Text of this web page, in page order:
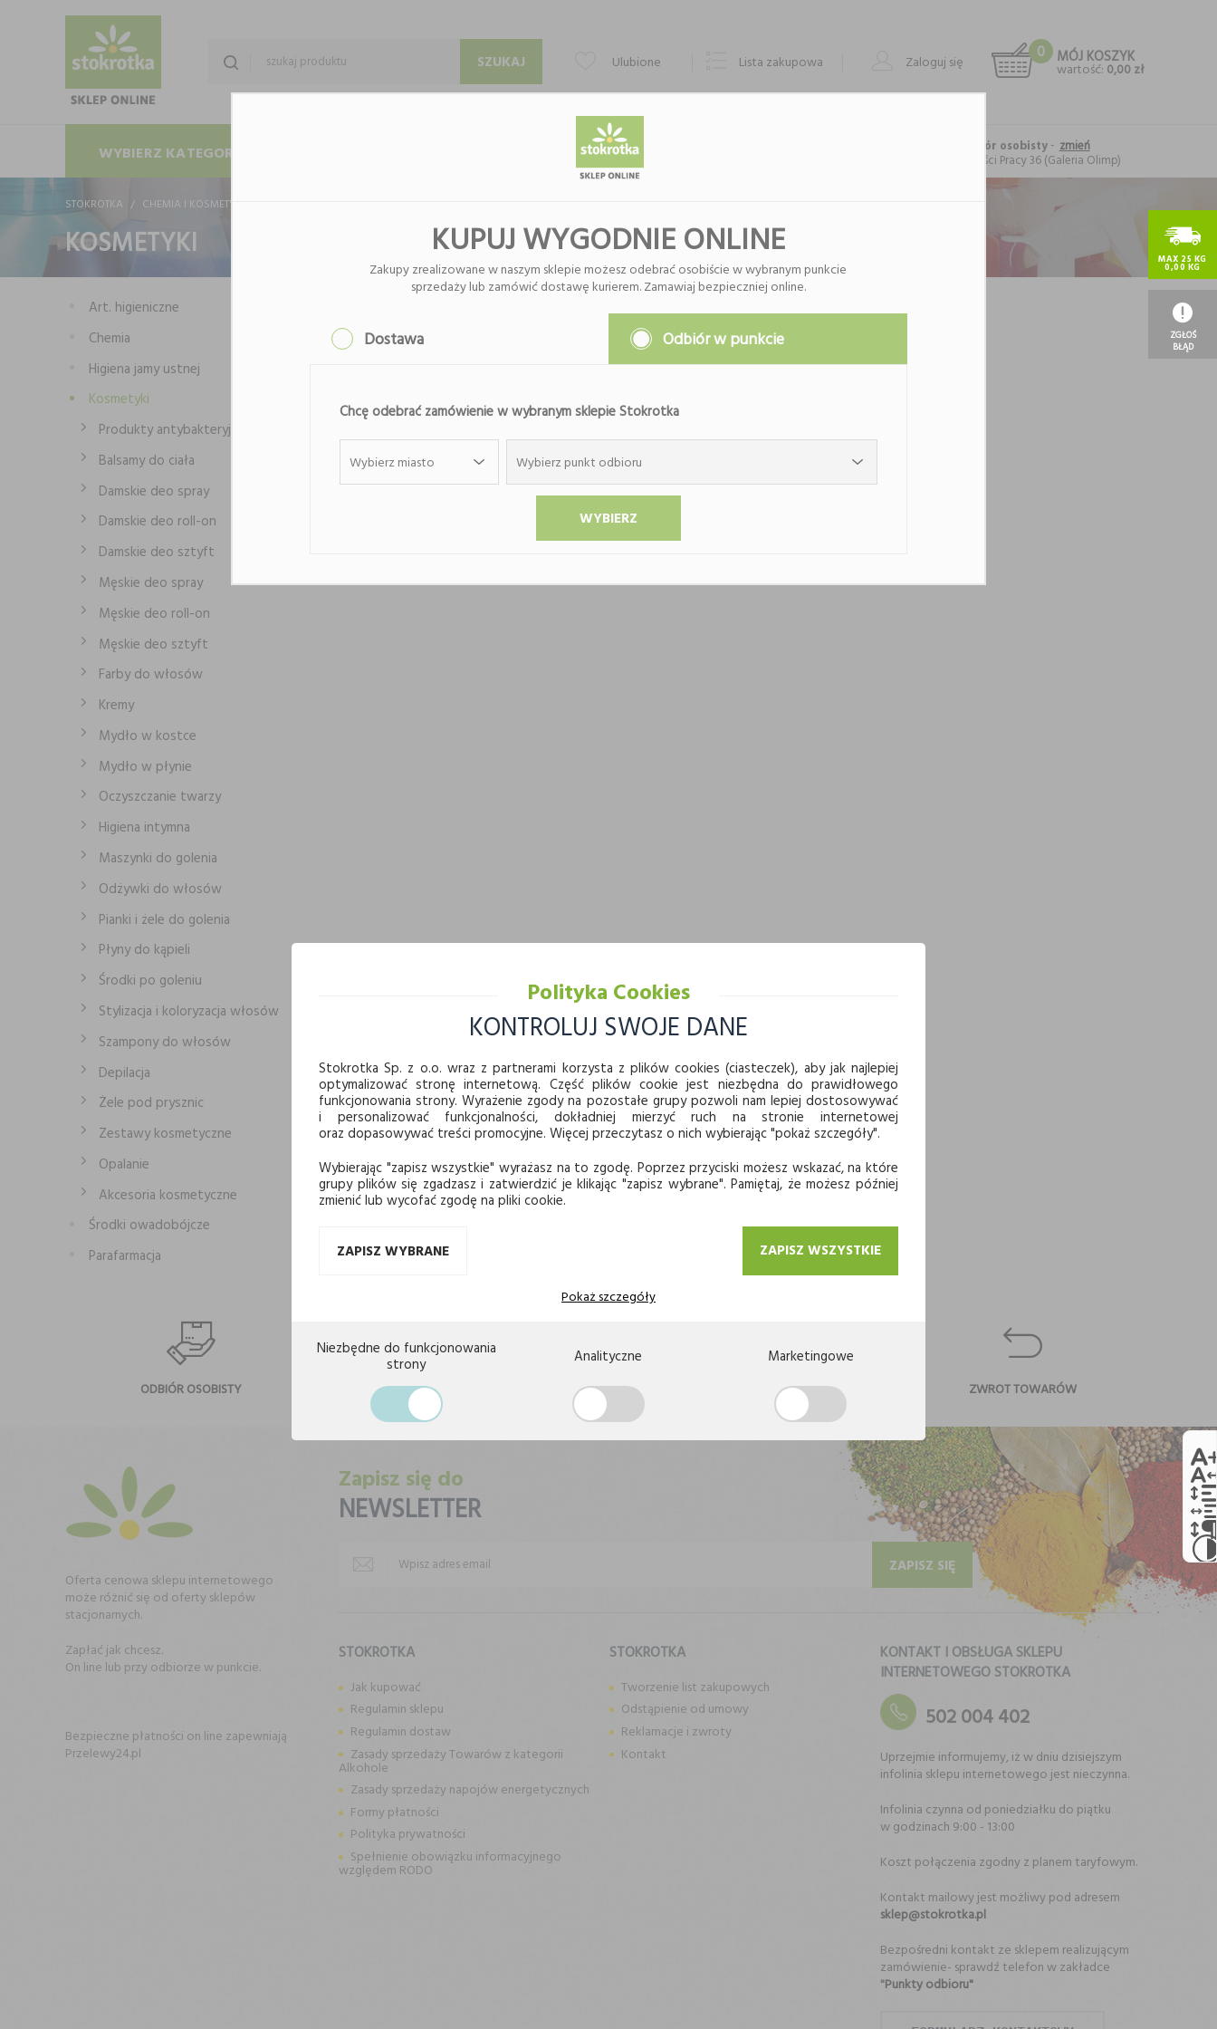
Ulubione Lista zakupowa Zaloguj się
0 MÓJ KOSZYK
wartość: 0,00 zł
WYBIERZ KATEGORIĘ KONTAKT Forma realizacji: odbiór osobisty- zmień
, al. Spółdzielczości Pracy 36 (Galeria Olimp)
STOKROTKA CHEMIA I KOSMETYKI
KOSMETYKI
Art. higieniczne
Chemia
Higiena jamy ustnej
Kosmetyki
Produkty antybakteryjne
Balsamy do ciała
Damskie deo spray
Damskie deo roll-on
Damskie deo sztyft
Męskie deo spray
Męskie deo roll-on
Męskie deo sztyft
Farby do włosów
Kremy
Mydło w kostce
Mydło w płynie
Oczyszczanie twarzy
Higiena intymna
Maszynki do golenia
Odżywki do włosów
Pianki i żele do golenia
Płyny do kąpieli
Środki po goleniu
Stylizacja i koloryzacja włosów
Szampony do włosów
Depilacja
Żele pod prysznic
Zestawy kosmetyczne
Opalanie
Akcesoria kosmetyczne
Środki owadobójcze
Parafarmacja
Nie znaleziono produktów w tej kategorii.
Proszę wybrać inną kategorię.
ODBIÓR OSOBISTY NAJWYŻSZA JAKOŚĆ BEZPIECZEŃSTWO PŁATNOŚCI ZWROT TOWARÓW
Oferta cenowa sklepu internetowego
może różnić się od oferty sklepów
stacjonarnych.
Zapłać jak chcesz.
On line lub przy odbiorze w punkcie.
Bezpieczne płatności on line zapewniają
Przelewy24.pl
Zapisz się do
NEWSLETTER
ZAPISZ SIĘ
STOKROTKA
Jak kupować
Regulamin sklepu
Regulamin dostaw
Zasady sprzedaży Towarów z kategorii
Alkohole
Zasady sprzedaży napojów energetycznych
Formy płatności
Polityka prywatności
Spełnienie obowiązku informacyjnego
względem RODO
STOKROTKA
Tworzenie list zakupowych
Odstąpienie od umowy
Reklamacje i zwroty
Kontakt
KONTAKT I OBSŁUGA SKLEPU
INTERNETOWEGO STOKROTKA
502 004 402
Uprzejmie informujemy, iż w dniu dzisiejszym
infolinia sklepu internetowego jest nieczynna.
Infolinia czynna od poniedziałku do piątku
w godzinach 9:00 - 13:00
Koszt połączenia zgodny z planem taryfowym.
Kontakt mailowy jest możliwy pod adresem
sklep@stokrotka.pl
Bezpośredni kontakt ze sklepem realizującym
zamówienie- sprawdź telefon w zakładce
"Punkty odbioru"
MAX 25 KG
0,00 KG
ZGŁOŚ
BŁĄD
Polityka Cookies
KONTROLUJ SWOJE DANE
Stokrotka Sp. z o.o. wraz z partnerami korzysta z plików cookies (ciasteczek), aby jak najlepiej
optymalizować stronę internetową. Część plików cookie jest niezbędna do prawidłowego
funkcjonowania strony. Wyrażenie zgody na pozostałe grupy pozwoli nam lepiej dostosowywać
i personalizować funkcjonalności, dokładniej mierzyć ruch na stronie internetowej
oraz dopasowywać treści promocyjne. Więcej przeczytasz o nich wybierając "pokaż szczegóły".
Wybierając "zapisz wszystkie" wyrażasz na to zgodę. Poprzez przyciski możesz wskazać, na które
grupy plików się zgadzasz i zatwierdzić je klikając "zapisz wybrane". Pamiętaj, że możesz później
zmienić lub wycofać zgodę na pliki cookie.
ZAPISZ WYBRANE ZAPISZ WSZYSTKIE
Pokaż szczegóły
Niezbędne do funkcjonowania
strony
Analityczne Marketingowe
KUPUJ WYGODNIE ONLINE
Zakupy zrealizowane w naszym sklepie możesz odebrać osobiście w wybranym punkcie
sprzedaży lub zamówić dostawę kurierem. Zamawiaj bezpieczniej online.
Dostawa Odbiór w punkcie
Chcę odebrać zamówienie w wybranym sklepie Stokrotka
Wybierz miasto Wybierz punkt odbioru